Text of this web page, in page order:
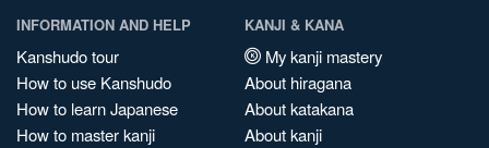
INFORMATION AND HELP
Kanshudo tour
How to use Kanshudo
How to learn Japanese
How to master kanji
KANJI & KANA
My kanji mastery
About hiragana
About katakana
About kanji